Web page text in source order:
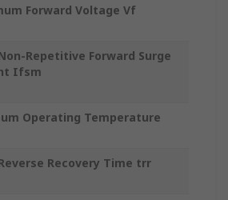
Forward Voltage Vf
Repetitive Forward Surge
Ifsm
Operating Temperature
Recovery Time trr